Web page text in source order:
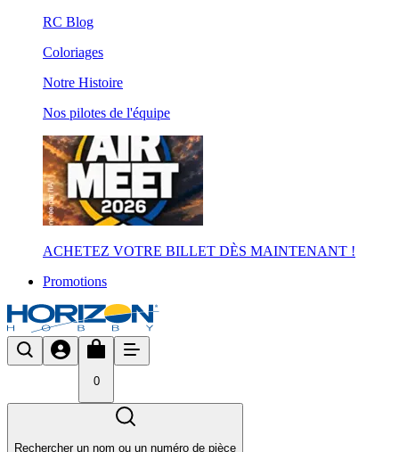
RC Blog
Coloriages
Notre Histoire
Nos pilotes de l'équipe
ACHETEZ VOTRE BILLET DÈS MAINTENANT !
Promotions
0
Rechercher un nom ou un numéro de pièce